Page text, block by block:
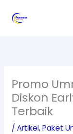
Promo
Diskon
Terbaik
/ Artikel,Paket